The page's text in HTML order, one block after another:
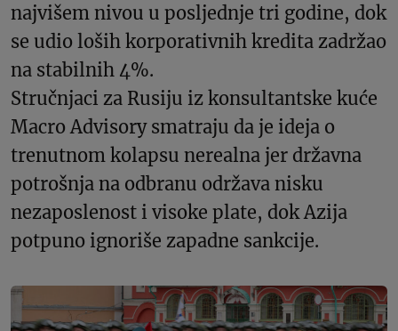
najvišem nivou u posljednje tri godine, dok
se udio loših korporativnih kredita zadržao
na stabilnih 4%.
Stručnjaci za Rusiju iz konsultantske kuće
Macro Advisory smatraju da je ideja o
trenutnom kolapsu nerealna jer državna
potrošnja na odbranu održava nisku
nezaposlenost i visoke plate, dok Azija
potpuno ignoriše zapadne sankcije.